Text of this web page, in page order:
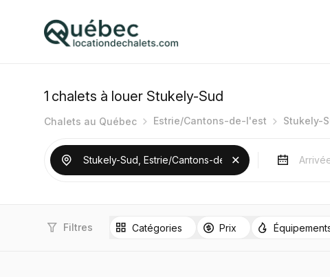
1 chalets à louer Stukely-Sud
Chalets au Québec Estrie/Cantons-de-l'est Stukely-
Filtres Catégories Prix